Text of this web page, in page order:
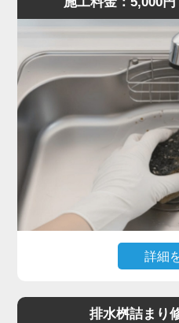
S字トラップは構造上ゴミが
空気の抜けが悪くなり、臭気
トラップを分解し内部を洗浄
て流路を確保しました。
作業は50分ほどで完了し、
「明朗会計で助かった」とご
悪臭・ゴボゴボ音は詰まりの
異常を感じたら水道の達人へ
詳細
水が流れなくなったとのご相
排水桝詰まり